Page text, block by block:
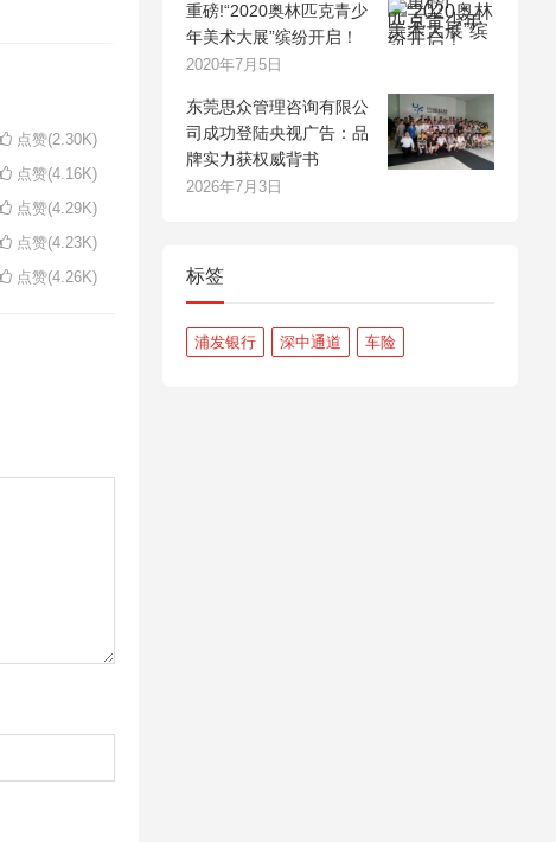
点赞(2.30K)
点赞(4.16K)
点赞(4.29K)
点赞(4.23K)
点赞(4.26K)
重磅!“2020奥林匹克青少
年美术大展”缤纷开启！
2020年7月5日
东莞思众管理咨询有限公
司成功登陆央视广告：品
牌实力获权威背书
2026年7月3日
标签
浦发银行 深中通道 车险